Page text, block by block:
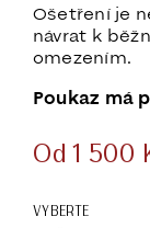
Ošetření je
návrat k
omezením.
Poukaz má
Od1 500
VYBERTE